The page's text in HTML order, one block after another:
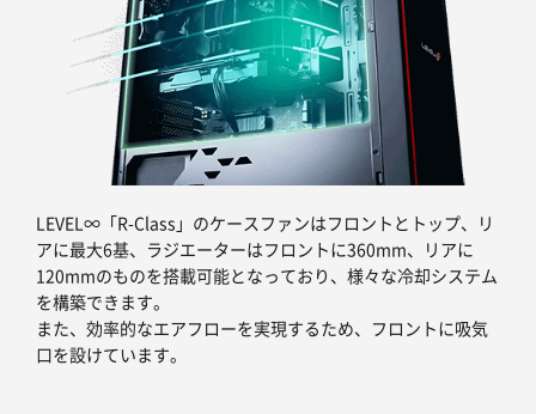
LEVEL∞「R-Class」のケースファンはフロントとトップ、リ
アに最大6基、ラジエーターはフロントに360mm、リアに
120mmのものを搭載可能となっており、様々な冷却システム
を構築できます。
また、効率的なエアフローを実現するため、フロントに吸気
口を設けています。